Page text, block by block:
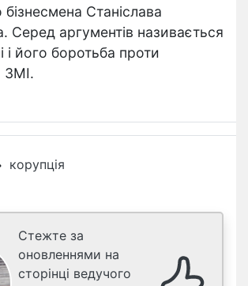
бізнесмена Станіслава
Серед аргументів називається
і його боротьба проти
ЗМІ.
корупція
Стежте за
оновленнями на
сторінці ведучого